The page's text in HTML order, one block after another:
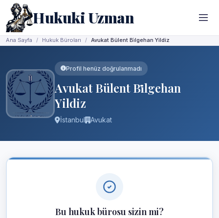
Hukuki Uzman
Ana Sayfa Hukuk Büroları Avukat Bülent Bi̇lgehan Yildiz
Profil henüz doğrulanmadı
Avukat Bülent Bi̇lgehan
Yildiz
İstanbul Avukat
Bu hukuk bürosu sizin mi?